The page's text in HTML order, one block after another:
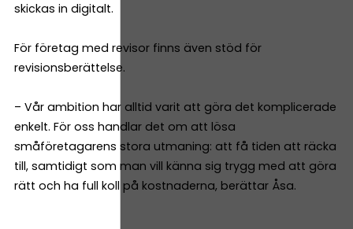
skickas in digitalt.
För företag med revisor finns även stöd för
revisionsberättelse.
– Vår ambition har alltid varit att göra det komplicerade
enkelt. För oss handlar det om att lösa
småföretagarens stora utmaning: att få tiden att räcka
till, samtidigt som man vill känna sig trygg med att göra
rätt och ha full koll på kostnaderna, berättar Åsa.